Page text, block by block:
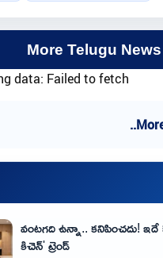
More Telugu News
data: Failed to fetch
వంటగది ఉన్నా.. కనిపించదు! ఇదే
కిచెన్' ట్రెండ్